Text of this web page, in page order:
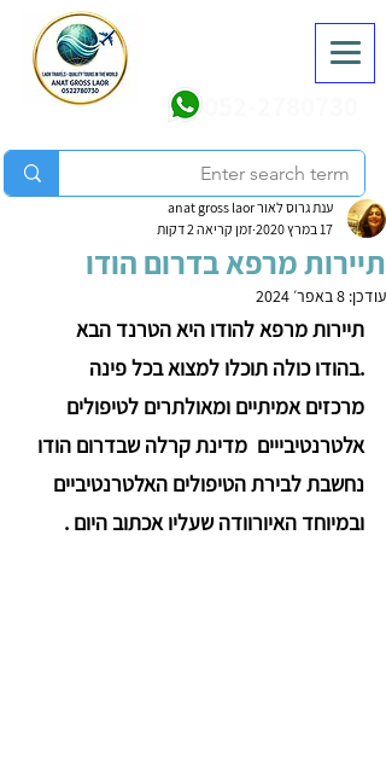
תיירות מרפא בדרום הודו
ענת גרוס לאור anat gross laor
17 במרץ 2020
זמן קריאה 2 דקות
עודכן: 8 באפר׳ 2024
תיירות מרפא להודו היא הטרנד הבא
.בהודו כולה תוכלו למצוא בכל פינה
מרכזים אמיתיים ומאולתרים לטיפולים
אלטרנטיבייים  מדינת קרלה שבדרום הודו
נחשבת לבירת הטיפולים האלטרנטיביים
ובמיוחד האיורוודה שעליו אכתוב היום .